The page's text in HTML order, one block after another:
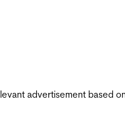
advertisement based